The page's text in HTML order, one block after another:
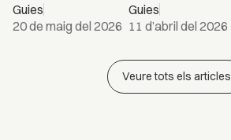
Guies
20 de maig del 2026
Guies
11 d’abril del 2026
Veure tots els articles